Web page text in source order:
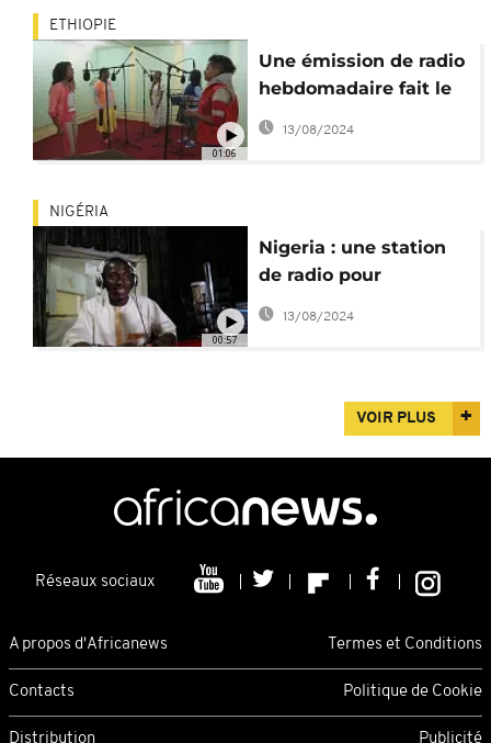
01:06
ETHIOPIE
Une émission de radio
hebdomadaire fait le
buzz
13/08/2024
00:57
NIGÉRIA
Nigeria : une station
de radio pour
combattre Boko
13/08/2024
VOIR PLUS
Réseaux sociaux
A propos d'Africanews Termes et Conditions
Contacts Politique de Cookie
Distribution Publicité